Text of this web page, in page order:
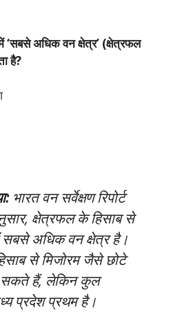
‘सबसे अधिक वन क्षेत्र’ (क्षेत्रफल
है?
भारत वन सर्वेक्षण रिपोर्ट
क्षेत्रफल के हिसाब से
अधिक वन क्षेत्र है।
से मिजोरम जैसे छोटे
सकते हैं, लेकिन कुल
प्रदेश प्रथम है।